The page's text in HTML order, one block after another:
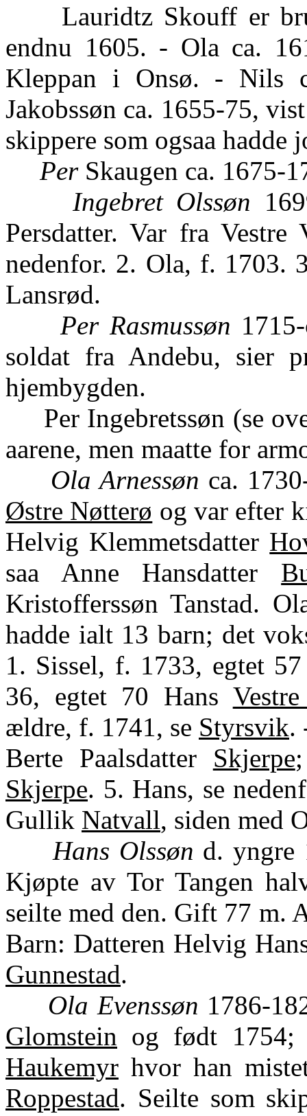
Lauridtz Skouff er
endnu 1605. - Ola ca.
Kleppan i Onsø. - Nils
Jakobssøn ca. 1655-75,
skippere som ogsaa hadde
PerSkaugen ca. 1675-
Ingebret Olssøn
Persdatter. Var fra
nedenfor. 2. Ola, f. 1703.
Lansrød.
Per Rasmussøn
soldat fra Andebu, sier
hjembygden.
Per Ingebretssøn (se
aarene, men maatte for
Ola Arnessøn ca.
Østre Nøtterø og var efter
Helvig Klemmetsdatter
saa Anne Hansdatter
Kristofferssøn Tanstad.
hadde ialt 13 barn; det
1. Sissel, f. 1733, egtet
36, egtet 70 Hans
ældre, f. 1741, se Styrsvik.
Berte Paalsdatter Skjerpe
Skjerpe. 5. Hans, se
Gullik Natvall, siden med
Hans Olssøn d. yngre
Kjøpte av Tor Tangen
seilte med den. Gift 77 m.
Barn: Datteren Helvig
Gunnestad.
Ola Evenssøn 1786-
Glomstein og født 1754;
Haukemyr hvor han
Roppestad. Seilte som